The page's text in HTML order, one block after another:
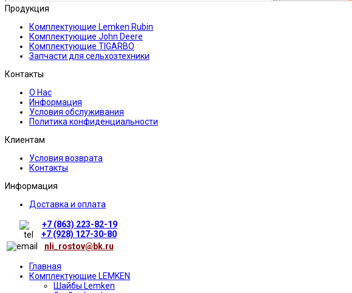
Продукция
Комплектующие Lemken Rubin
Комплектующие John Deere
Комплектующие TIGARBO
Запчасти для сельхозтехники
Контакты
О Нас
Информация
Условия обслуживания
Политика конфиденциальности
Клиентам
Условия возврата
Контакты
Информация
Доставка и оплата
+7 (863) 223-82-19
+7 (928) 127-30-80
nli_rostov@bk.ru
Главная
Комплектующие LEMKEN
Шайбы Lemken